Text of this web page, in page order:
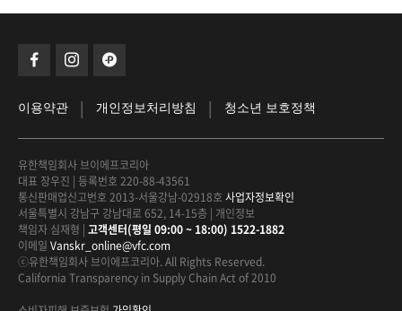
이용약관 | 개인정보처리방침 | 청소년 보호정책
유한책임회사 브이에프코리아
대표 장우진 | 등록번호 220-88-43561
통신판매업신고번호 2013-서울강남-02918호 사업자정보확인
서울특별시 강남구 강남대로 652, 14-15층 | 개인정보
책임자 심재형 | 고객센터(평일 09:00 ~ 18:00) 1522-1882
이메일 Vanskr_online@vfc.com
ⓒ유한책임회사 브이에프코리아. All Rights Reserved.
California Transparency in Supply Chain Act of 2010